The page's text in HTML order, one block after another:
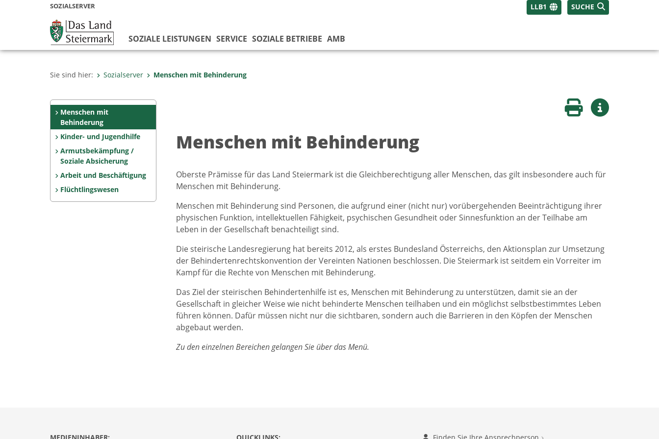
SOZIALSERVER SUCHE
LLB1
SOZIALE LEISTUNGEN SERVICE SOZIALE BETRIEBE AMB
Sie sind hier: Sozialserver Menschen mit Behinderung
Menschen mit
Behinderung
Kinder- und Jugendhilfe
Armutsbekämpfung /
Soziale Absicherung
Arbeit und Beschäftigung
Flüchtlingswesen
Seite druckenWeitere Infos
Menschen mit Behinderung
Oberste Prämisse für das Land Steiermark ist die Gleichberechtigung aller Menschen, das gilt insbesondere auch für
Menschen mit Behinderung.
Menschen mit Behinderung sind Personen, die aufgrund einer (nicht nur) vorübergehenden Beeinträchtigung ihrer
physischen Funktion, intellektuellen Fähigkeit, psychischen Gesundheit oder Sinnesfunktion an der Teilhabe am
Leben in der Gesellschaft benachteiligt sind.
Die steirische Landesregierung hat bereits 2012, als erstes Bundesland Österreichs, den Aktionsplan zur Umsetzung
der Behindertenrechtskonvention der Vereinten Nationen beschlossen. Die Steiermark ist seitdem ein Vorreiter im
Kampf für die Rechte von Menschen mit Behinderung.
Das Ziel der steirischen Behindertenhilfe ist es, Menschen mit Behinderung zu unterstützen, damit sie an der
Gesellschaft in gleicher Weise wie nicht behinderte Menschen teilhaben und ein möglichst selbstbestimmtes Leben
führen können. Dafür müssen nicht nur die sichtbaren, sondern auch die Barrieren in den Köpfen der Menschen
abgebaut werden.
Zu den einzelnen Bereichen gelangen Sie über das Menü.